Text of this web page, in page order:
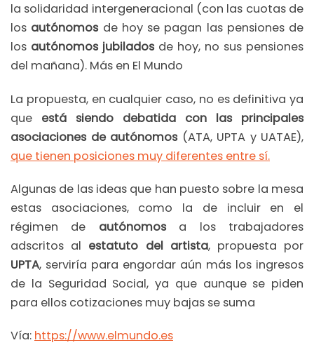
la solidaridad intergeneracional (con las cuotas de
los autónomos de hoy se pagan las pensiones de
los autónomos jubilados de hoy, no sus pensiones
del mañana). Más en El Mundo
La propuesta, en cualquier caso, no es definitiva ya
que está siendo debatida con las principales
asociaciones de autónomos (ATA, UPTA y UATAE),
que tienen posiciones muy diferentes entre sí.
Algunas de las ideas que han puesto sobre la mesa
estas asociaciones, como la de incluir en el
régimen de autónomos a los trabajadores
adscritos al estatuto del artista, propuesta por
UPTA, serviría para engordar aún más los ingresos
de la Seguridad Social, ya que aunque se piden
para ellos cotizaciones muy bajas se suma
Vía: https://www.elmundo.es